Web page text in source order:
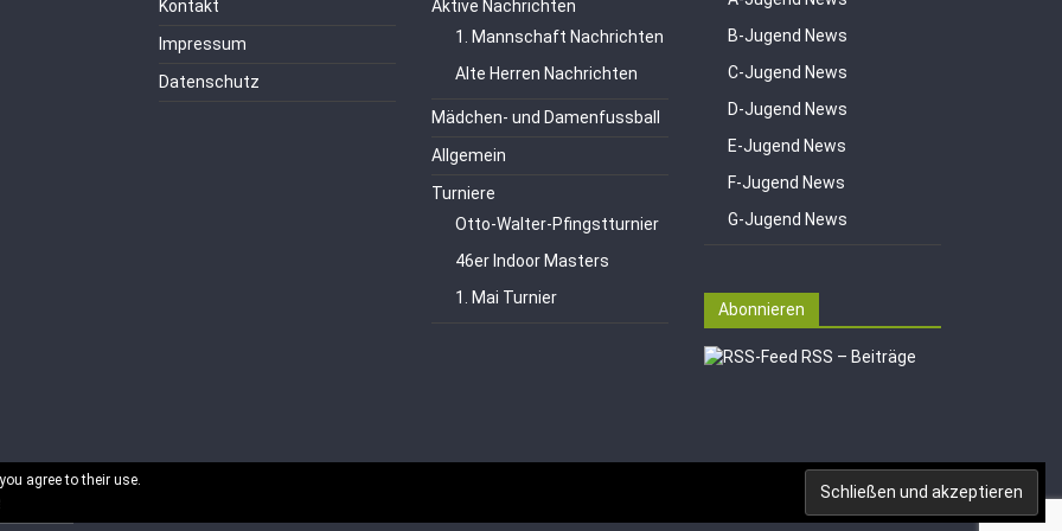
Kontakt
Impressum
Datenschutz
Aktive Nachrichten
1. Mannschaft Nachrichten
Alte Herren Nachrichten
Mädchen- und Damenfussball
Allgemein
Turniere
Otto-Walter-Pfingstturnier
46er Indoor Masters
1. Mai Turnier
B-Jugend News
C-Jugend News
D-Jugend News
E-Jugend News
F-Jugend News
G-Jugend News
Abonnieren
RSS – Beiträge
agree to their use.
vorbehalten.